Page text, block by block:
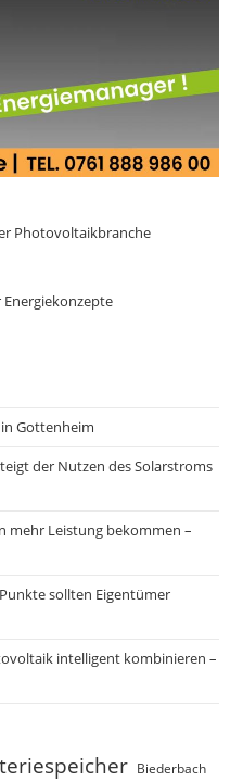
Gottenheim
der Nutzen des Solarstroms
mehr Leistung bekommen –
sollten Eigentümer
intelligent kombinieren –
Biederbach